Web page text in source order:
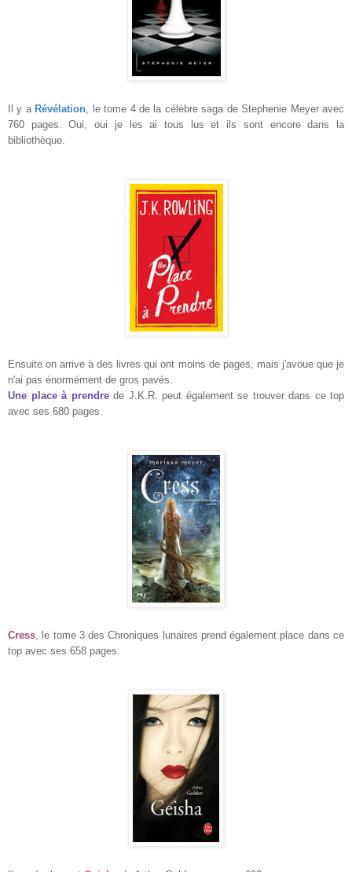
Il y a Révélation , le tome 4 de la célèbre saga de Stephenie Meyer avec
760 pages. Oui, oui je les ai tous lus et ils sont encore dans la
bibliothèque.
Ensuite on arrive à des livres qui ont moins de pages, mais j'avoue que je
n'ai pas énormément de gros pavés.
Une place à prendrede J.K.R. peut également se trouver dans ce top
avec ses 680 pages.
Cress , le tome 3 des Chroniques lunaires prend également place dans ce
top avec ses 658 pages.